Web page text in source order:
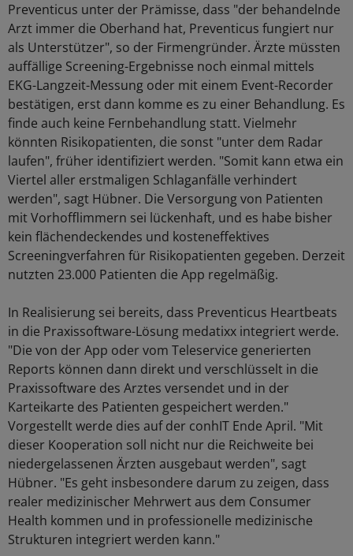
Preventicus unter der Prämisse, dass "der behandelnde
Arzt immer die Oberhand hat, Preventicus fungiert nur
als Unterstützer", so der Firmengründer. Ärzte müssten
auffällige Screening-Ergebnisse noch einmal mittels
EKG-Langzeit-Messung oder mit einem Event-Recorder
bestätigen, erst dann komme es zu einer Behandlung. Es
finde auch keine Fernbehandlung statt. Vielmehr
könnten Risikopatienten, die sonst "unter dem Radar
laufen", früher identifiziert werden. "Somit kann etwa ein
Viertel aller erstmaligen Schlaganfälle verhindert
werden", sagt Hübner. Die Versorgung von Patienten
mit Vorhofflimmern sei lückenhaft, und es habe bisher
kein flächendeckendes und kosteneffektives
Screeningverfahren für Risikopatienten gegeben. Derzeit
nutzten 23.000 Patienten die App regelmäßig.
In Realisierung sei bereits, dass Preventicus Heartbeats
in die Praxissoftware-Lösung medatixx integriert werde.
"Die von der App oder vom Teleservice generierten
Reports können dann direkt und verschlüsselt in die
Praxissoftware des Arztes versendet und in der
Karteikarte des Patienten gespeichert werden."
Vorgestellt werde dies auf der conhIT Ende April. "Mit
dieser Kooperation soll nicht nur die Reichweite bei
niedergelassenen Ärzten ausgebaut werden", sagt
Hübner. "Es geht insbesondere darum zu zeigen, dass
realer medizinischer Mehrwert aus dem Consumer
Health kommen und in professionelle medizinische
Strukturen integriert werden kann."